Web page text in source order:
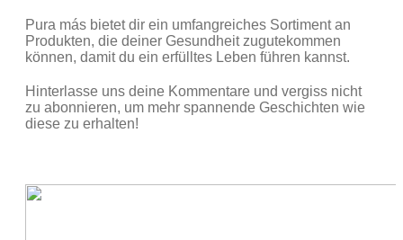
Pura más bietet dir ein umfangreiches Sortiment an
Produkten, die deiner Gesundheit zugutekommen
können, damit du ein erfülltes Leben führen kannst.
Hinterlasse uns deine Kommentare und vergiss nicht
zu abonnieren, um mehr spannende Geschichten wie
diese zu erhalten!